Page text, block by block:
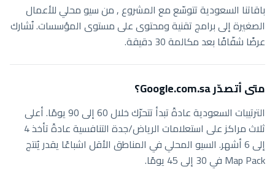
باقاتنا السعودية تتوسّع مع المشروع , من سيو محلي للأعمال
الصغيرة إلى برامج تقنية ومحتوى على مستوى المؤسسات. نُشارك
عرضًا شفّافًا بعد مكالمة 30 دقيقة.
متى أتصدّر Google.com.sa؟
الترتيبات السعودية عادةً تبدأ تتحرّك خلال 60 إلى 90 يومًا. أعلى
ثلاث مراكز على استعلامات الرياض/جدة التنافسية عادةً تأخذ 4
إلى 6 أشهر. السيو المحلي في المناطق الأقل اشباعًا يقدر يُنتج
Map Pack في 30 إلى 45 يومًا.